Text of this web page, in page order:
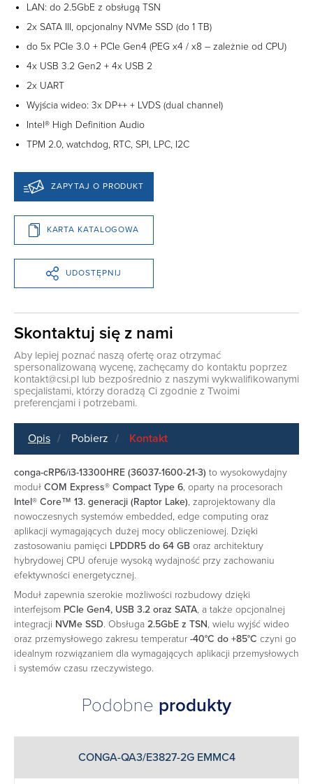
LAN: do 2.5GbE z obsługą TSN
2x SATA III, opcjonalny NVMe SSD (do 1 TB)
do 5x PCIe 3.0 + PCIe Gen4 (PEG x4 / x8 – zależnie od CPU)
4x USB 3.2 Gen2 + 4x USB 2
2x UART
Wyjścia wideo: 3x DP++ + LVDS (dual channel)
Intel® High Definition Audio
TPM 2.0, watchdog, RTC, SPI, LPC, I2C
ZAPYTAJ O PRODUKT
KARTA KATALOGOWA
UDOSTĘPNIJ
Skontaktuj się z nami
Aby lepiej poznać naszą ofertę oraz otrzymać
spersonalizowaną wycenę, zachęcamy do kontaktu poprzez
kontakt@csi.pl lub bezpośrednio z naszymi wykwalifikowanymi
specjalistami, którzy doradzą Ci zgodnie z Twoimi
preferencjami i potrzebami.
Opis Pobierz Kontakt
conga-cRP6/i3-13300HRE (36037-1600-21-3) to wysokowydajny
moduł COM Express® Compact Type 6, oparty na procesorach
Intel® Core™ 13. generacji (Raptor Lake), zaprojektowany dla
nowoczesnych systemów embedded, edge computing oraz
aplikacji wymagających dużej mocy obliczeniowej. Dzięki
zastosowaniu pamięci LPDDR5 do 64 GB oraz architektury
hybrydowej CPU oferuje wysoką wydajność przy zachowaniu
efektywności energetycznej.
Moduł zapewnia szerokie możliwości rozbudowy dzięki
interfejsom PCIe Gen4, USB 3.2 oraz SATA, a także opcjonalnej
integracji NVMe SSD. Obsługa 2.5GbE z TSN, wielu wyjść wideo
oraz przemysłowego zakresu temperatur -40°C do +85°C czyni go
idealnym rozwiązaniem dla wymagających aplikacji przemysłowych
i systemów czasu rzeczywistego.
Podobne produkty
CONGA-QA3/E3827-2G EMMC4